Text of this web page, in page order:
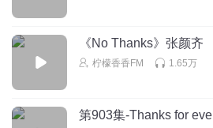
《No Thanks》张颜齐
柠檬香香FM 1.65万
第903集-Thanks for